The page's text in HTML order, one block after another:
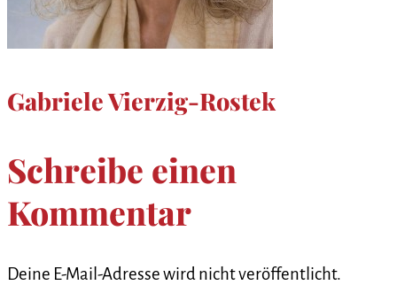
Gabriele Vierzig-Rostek
Schreibe einen
Kommentar
Deine E-Mail-Adresse wird nicht veröffentlicht.